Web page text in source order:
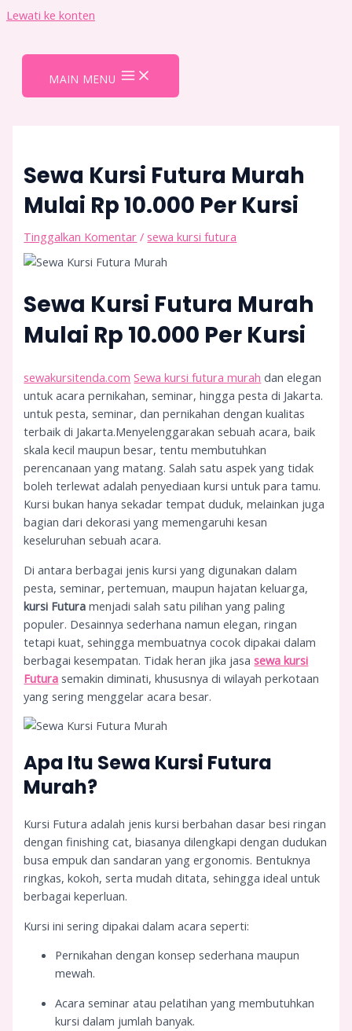
Lewati ke konten
MAIN MENU
Sewa Kursi Futura Murah
Mulai Rp 10.000 Per Kursi
Tinggalkan Komentar / sewa kursi futura
Sewa Kursi Futura Murah
Mulai Rp 10.000 Per Kursi
sewakursitenda.com Sewa kursi futura murah dan elegan
untuk acara pernikahan, seminar, hingga pesta di Jakarta.
untuk pesta, seminar, dan pernikahan dengan kualitas
terbaik di Jakarta.Menyelenggarakan sebuah acara, baik
skala kecil maupun besar, tentu membutuhkan
perencanaan yang matang. Salah satu aspek yang tidak
boleh terlewat adalah penyediaan kursi untuk para tamu.
Kursi bukan hanya sekadar tempat duduk, melainkan juga
bagian dari dekorasi yang memengaruhi kesan
keseluruhan sebuah acara.
Di antara berbagai jenis kursi yang digunakan dalam
pesta, seminar, pertemuan, maupun hajatan keluarga,
kursi Futura menjadi salah satu pilihan yang paling
populer. Desainnya sederhana namun elegan, ringan
tetapi kuat, sehingga membuatnya cocok dipakai dalam
berbagai kesempatan. Tidak heran jika jasasewa kursi
Futura semakin diminati, khususnya di wilayah perkotaan
yang sering menggelar acara besar.
Apa Itu Sewa Kursi Futura
Murah?
Kursi Futura adalah jenis kursi berbahan dasar besi ringan
dengan finishing cat, biasanya dilengkapi dengan dudukan
busa empuk dan sandaran yang ergonomis. Bentuknya
ringkas, kokoh, serta mudah ditata, sehingga ideal untuk
berbagai keperluan.
Kursi ini sering dipakai dalam acara seperti:
Pernikahan dengan konsep sederhana maupun
mewah.
Acara seminar atau pelatihan yang membutuhkan
kursi dalam jumlah banyak.